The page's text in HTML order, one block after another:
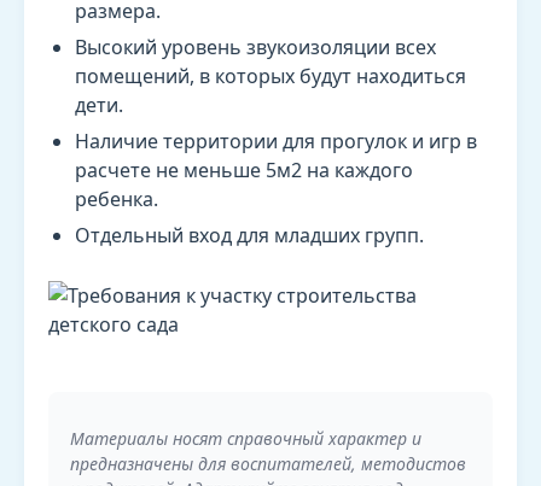
размера.
Высокий уровень звукоизоляции всех
помещений, в которых будут находиться
дети.
Наличие территории для прогулок и игр в
расчете не меньше 5м2 на каждого
ребенка.
Отдельный вход для младших групп.
Материалы носят справочный характер и
предназначены для воспитателей, методистов